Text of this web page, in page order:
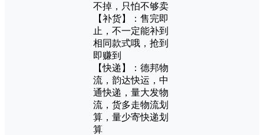
不掉，只怕不够卖
【补货】：售完即
止，不一定能补到
相同款式哦，抢到
即赚到
【快递】：德邦物
流，韵达快运，中
通快递，量大发物
流，货多走物流划
算，量少寄快递划
算